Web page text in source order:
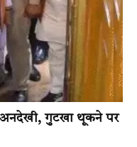
गुटखा थूकने पर